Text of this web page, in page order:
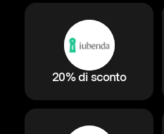
20% di sconto